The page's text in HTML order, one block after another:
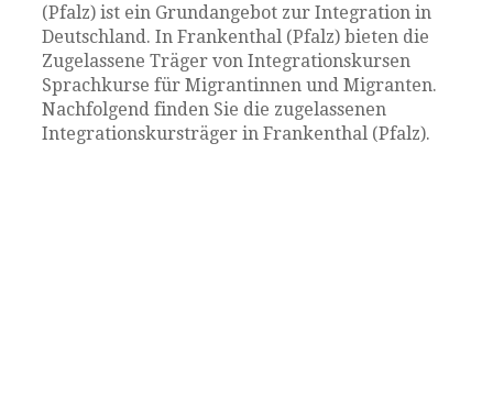
(Pfalz) ist ein Grundangebot zur Integration in
Deutschland. In Frankenthal (Pfalz) bieten die
Zugelassene Träger von Integrationskursen
Sprachkurse für Migrantinnen und Migranten.
Nachfolgend finden Sie die zugelassenen
Integrationskursträger in Frankenthal (Pfalz).